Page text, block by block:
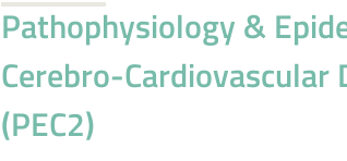
Pathophysiology &
Cerebro-Cardiovascular
(PEC2)